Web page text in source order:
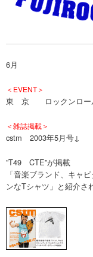
6月
＜EVENT＞
東 京 ロックンロー
＜雑誌掲載＞
cstm 2003年5月号↓
”T49 CTE”が掲載
「音楽ブランド、キャ
ンなTシャツ」と紹介さ